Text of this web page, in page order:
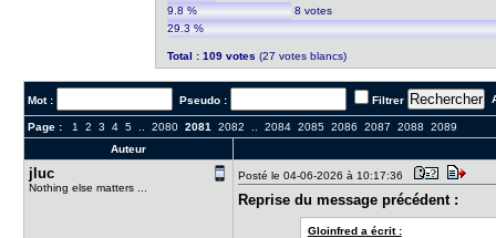
9.8 %
8 votes
29.3 %
Total : 109 votes (27 votes blancs)
Mot : Pseudo : Filtrer
Page : 1 2 3 4 5 ..2080 2081 2082 ..2084 2085 2086 2087 2088
2089
Auteur
jluc
Nothing else matters ...
Posté le 04-06-2026 à 10:17:36
Reprise du message précédent :
Gloinfred a écrit :